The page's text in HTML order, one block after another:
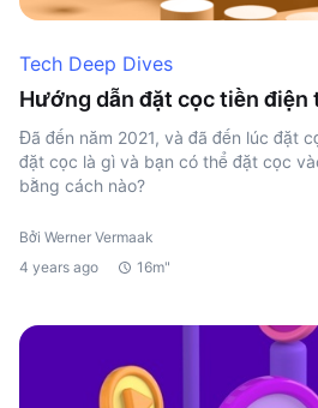
Tech Deep Dives
Hướng dẫn đặt cọc tiền điện
Đã đến năm 2021, và đã đến lúc đặt
đặt cọc là gì và bạn có thể đặt cọc
bằng cách nào?
Bởi Werner Vermaak
4 years ago
16m"